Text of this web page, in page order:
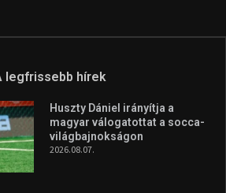
legfrissebb hírek
Huszty Dániel irányítja a
magyar válogatottat a socca-
világbajnokságon
2026.08.07.